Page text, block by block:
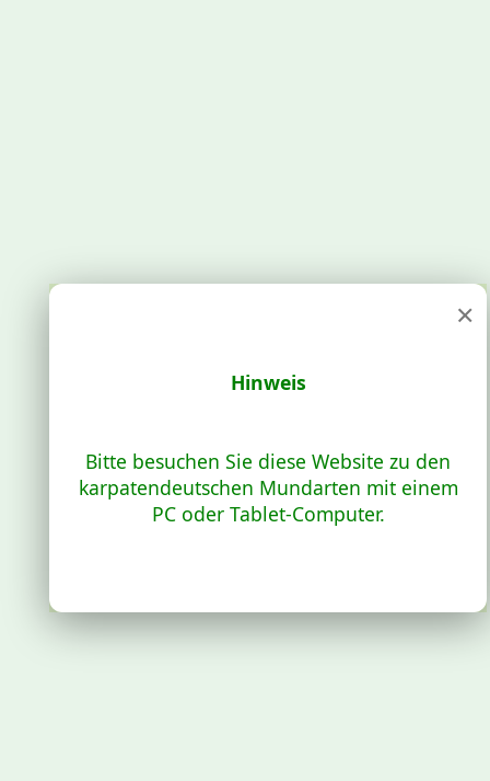
×
Hinweis
Bitte besuchen Sie diese Website zu den
karpatendeutschen Mundarten mit einem
PC oder Tablet-Computer.